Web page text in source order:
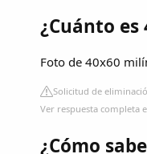
¿Cuánto es
Foto de 40x60
Solicitud de
Ver respuesta completa
¿Cómo